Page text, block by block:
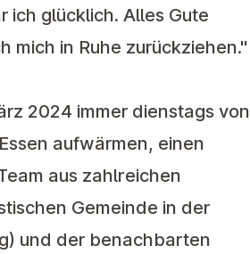
ich glücklich. Alles Gute
mich in Ruhe zurückziehen."
2024 immer dienstags von
aufwärmen, einen
aus zahlreichen
Gemeinde in der
und der benachbarten